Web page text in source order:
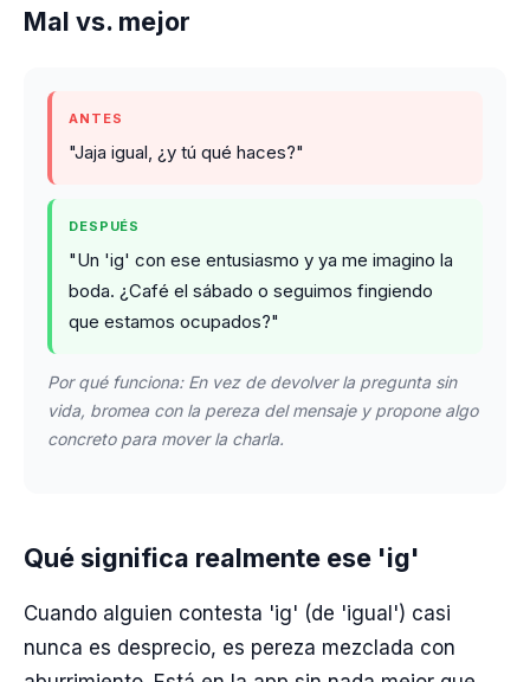
Mal vs. mejor
ANTES
"Jaja igual, ¿y tú qué haces?"
DESPUÉS
"Un 'ig' con ese entusiasmo y ya me imagino la
boda. ¿Café el sábado o seguimos fingiendo
que estamos ocupados?"
Por qué funciona: En vez de devolver la pregunta sin
vida, bromea con la pereza del mensaje y propone algo
concreto para mover la charla.
Qué significa realmente ese 'ig'
Cuando alguien contesta 'ig' (de 'igual') casi
nunca es desprecio, es pereza mezclada con